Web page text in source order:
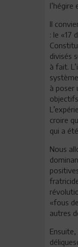
Il
: le «17
divisés
à fait.
à poser
croire
qui a
Nous
«fous
autres